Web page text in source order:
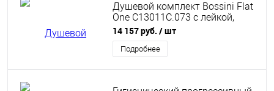
Душевой комплект Bossini Flat
One C13011C.073 с лейкой,
шлангом и держателем,
чёрный матовый
14 157 руб. / шт
Подробнее